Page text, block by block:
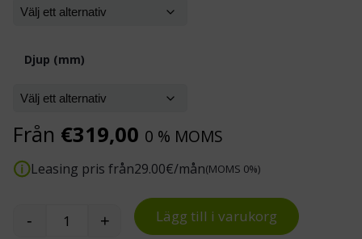
Djup (mm)
Från €319,00 0 % MOMS
Leasing pris från29.00€/mån(MOMS 0%)
Treston TP arbetsbord mängd
- + Lägg till i varukorg